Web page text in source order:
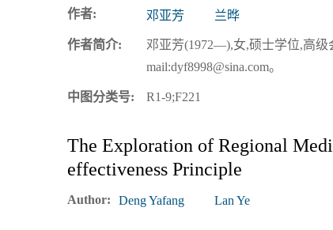
作者: 邓亚芳 兰晔
作者简介:
邓亚芳(1972—),女,硕士学位,高
mail:dyf8998@sina.com。
中图分类号: R1-9;F221
The Exploration of Regional
effectiveness Principle
Author: Deng Yafang Lan Ye